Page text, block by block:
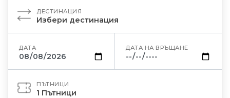
ДЕСТИНАЦИЯ
Избери дестинация
ДАТА ДАТА НА ВРЪЩАНЕ
ПЪТНИЦИ
1 Пътници